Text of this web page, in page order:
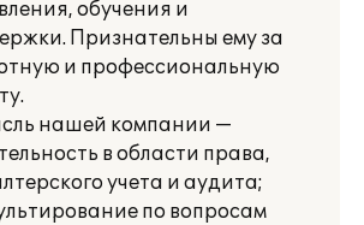
обучения и
Признательны ему за
и профессиональную
нашей компании —
в области права,
учета и аудита;
по вопросам